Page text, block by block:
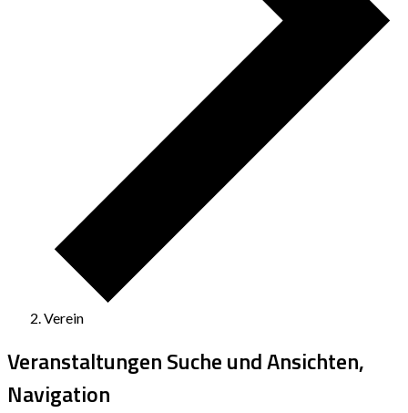
Verein
Veranstaltungen Suche und Ansichten,
Navigation